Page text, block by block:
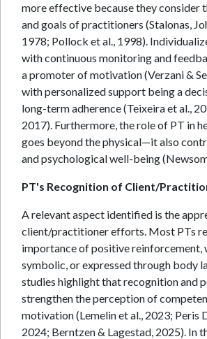
more effective because they consider
and goals of practitioners (Stalonas,
1978; Pollock et al., 1998).
with continuous monitoring and
a promoter of motivation (Verzani &
with personalized support being a
long-term adherence (Teixeira et al.,
2017). Furthermore, the role of PT in
goes beyond the physical—it also
and psychological well-being
PT's Recognition of Client/
A relevant aspect identified is the
client/practitioner efforts. Most PTs
importance of positive reinforcement,
symbolic, or expressed through body
studies highlight that recognition and
strengthen the perception of
motivation (Lemelin et al., 2023; Peris
2024; Berntzen & Lagestad, 2025). In